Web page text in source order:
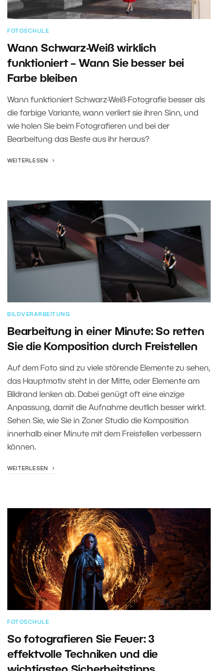
FOTOSCHULE
Wann Schwarz-Weiß wirklich
funktioniert – Wann Sie besser bei
Farbe bleiben
Wann funktioniert Schwarz-Weiß-Fotografie besser als
die farbige Variante, wann verliert sie ihren Sinn, und
wie holen Sie beim Fotografieren und bei der
Bearbeitung das Beste aus ihr heraus?
WEITERLESEN
BILDVERARBEITUNG
Bearbeitung in einer Minute: So retten
Sie die Komposition durch Freistellen
Auf dem Foto sind zu viele störende Elemente zu sehen,
das Hauptmotiv steht in der Mitte, oder Elemente am
Bildrand lenken ab. Dabei genügt oft eine einzige
Anpassung, damit die Aufnahme deutlich besser wirkt.
Sehen Sie, wie Sie in Zoner Studio die Komposition
innerhalb einer Minute mit dem Freistellen verbessern
können.
WEITERLESEN
FOTOSCHULE
So fotografieren Sie Feuer: 3
effektvolle Techniken und die